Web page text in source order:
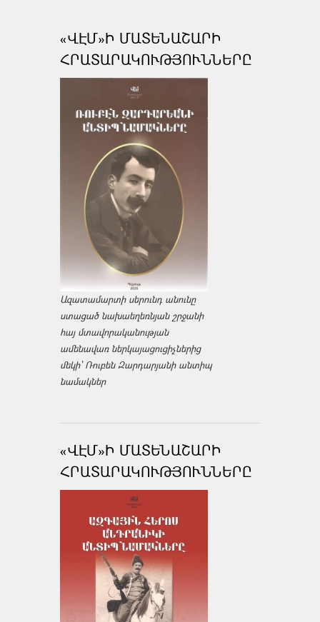
«ՎԷՄ»Ի ՄԱՏԵՆԱՇԱՐԻ
ՀՐԱՏԱՐԱԿՈՒԹՅՈՒՆՆԵՐԸ
Ազատամարտի սերունդ անունը
ստացած նախաեղեռնյան շրջանի
հայ մտավորականության
ամենավառ ներկայացուցիչներից
մեկի՝ Ռուբեն Զարդարյանի անտիպ
նամակներ
«ՎԷՄ»Ի ՄԱՏԵՆԱՇԱՐԻ
ՀՐԱՏԱՐԱԿՈՒԹՅՈՒՆՆԵՐԸ